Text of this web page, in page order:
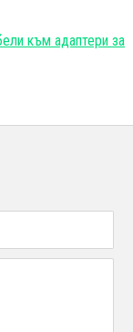
към адаптери за